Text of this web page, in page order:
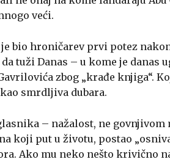
veći.
bio hroničarev prvi potez
tuži Danas – u kome je
zbog „krađe knjiga“.
smrdljiva dubara.
– nažalost, ne
koji put u životu, postao
Ako mu neko nešto krivično